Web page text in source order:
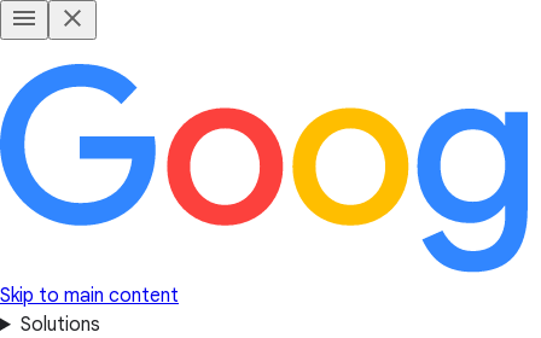
Skip to main content
Solutions